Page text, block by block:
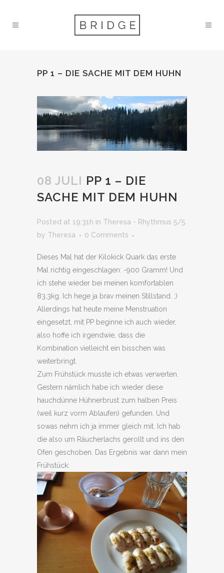
PP 1 – DIE SACHE MIT DEM HUHN
08 JULI PP 1 – DIE
SACHE MIT DEM HUHN
Posted at 19:31h in Theresa - Rhythmus 5/5
by Theresa 0 Comments
Dieses Mal hat der Kilokick Quark das erste
Mal richtig eingeschlagen: -900 Gramm! Und
ich stehe wieder bei meinen komfortablen
83,3kg. Ich hege ja brav meinen Stillstand. ;)
Allerdings hat heute meine Menstruation
eingesetzt, mit PP beginne ich auch wieder,
also hoffe ich irgendwie, dass die
Kombination vielleicht ein bisschen was
weiterbringt.
Zum Frühstück musste ich etwas verwerten.
Gestern nämlich habe ich wieder diese
hauchdünne Hühnerbrust zum halben Preis
(weil kurz vorm Ablaufen) gefunden. Und
sowas nehm ich ja immer gleich mit. Ich hab
die also um Räucherlachs gerollt und ins den
Ofen geschoben. Das Ergebnis war dann mein
Frühstück: